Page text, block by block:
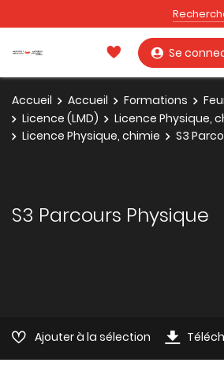
Se
Accueil Accueil Formations
Licence (LMD)
Licence Physique,
Licence Physique, chimie
S3
S3 Parcours Physique
Ajouter à la sélection